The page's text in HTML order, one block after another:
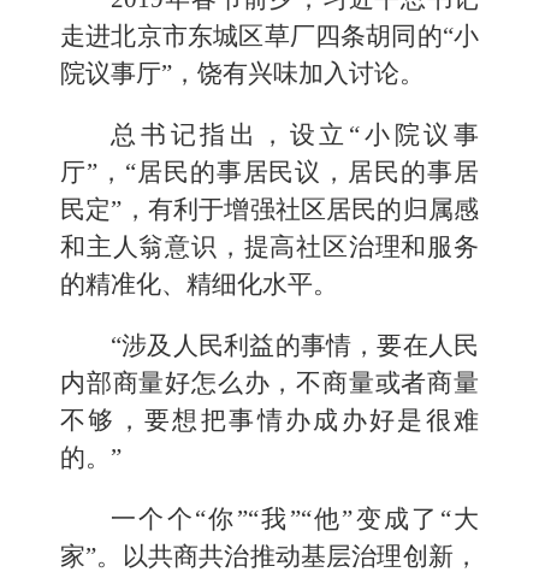
走进北京市东城区草厂四条胡同的“小
院议事厅”，饶有兴味加入讨论。
总书记指出，设立“小院议事
厅”，“居民的事居民议，居民的事居
民定”，有利于增强社区居民的归属感
和主人翁意识，提高社区治理和服务
的精准化、精细化水平。
“涉及人民利益的事情，要在人民
内部商量好怎么办，不商量或者商量
不够，要想把事情办成办好是很难
的。”
一个个“你”“我”“他”变成了“大
家”。以共商共治推动基层治理创新，